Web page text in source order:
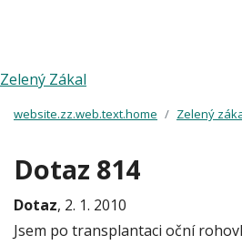
Zelený Zákal
website.zz.web.text.home Zelený
Dotaz 814
Dotaz, 2. 1. 2010
Jsem po transplantaci oční